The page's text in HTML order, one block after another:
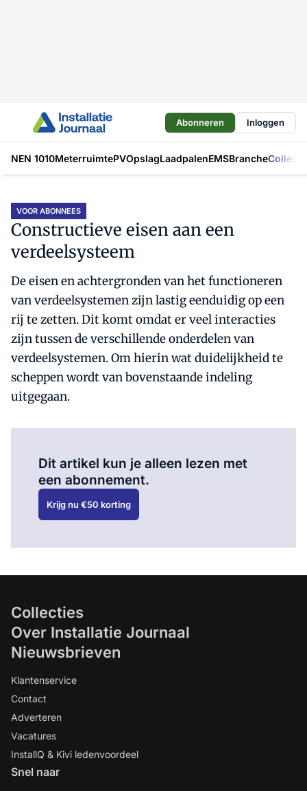
Abonneren Inloggen
NEN 1010MeterruimtePVOpslagLaadpalenEMSBranche
VOOR ABONNEES
Constructieve eisen aan een
verdeelsysteem
De eisen en achtergronden van het functioneren
van verdeelsystemen zijn lastig eenduidig op een
rij te zetten. Dit komt omdat er veel interacties
zijn tussen de verschillende onderdelen van
verdeelsystemen. Om hierin wat duidelijkheid te
scheppen wordt van bovenstaande indeling
uitgegaan.
Dit artikel kun je alleen lezen met
een abonnement.
Krijg nu €50 korting
Collecties
Over Installatie Journaal
Nieuwsbrieven
Klantenservice
Contact
Adverteren
Vacatures
InstallQ & Kivi ledenvoordeel
Snel naar